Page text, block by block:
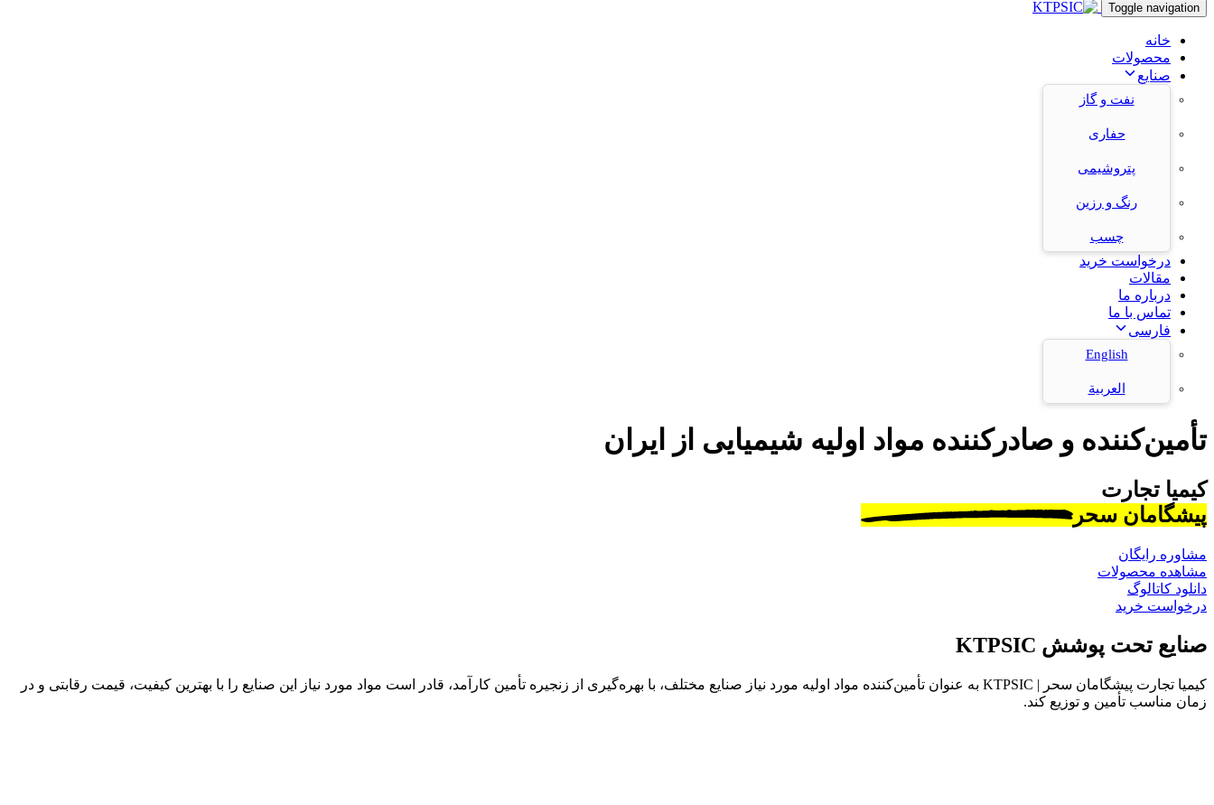
Toggle navigation
خانه
محصولات
صنایع
نفت و گاز
حفاری
پتروشیمی
رنگ و رزین
چسب
درخواست خرید
مقالات
درباره ما
تماس با ما
فارسی
English
العربية
تأمین‌کننده و صادرکننده مواد اولیه شیمیایی از ایران
کیمیا تجارت
پیشگامان سحر
مشاوره رایگان
مشاهده محصولات
دانلود کاتالوگ
درخواست خرید
صنایع تحت پوشش KTPSIC
کیمیا تجارت پیشگامان سحر | KTPSIC به عنوان تأمین‌کننده مواد اولیه مورد نیاز صنایع مختلف، با بهره‌گیری از زنجیره تأمین کارآمد، قادر است مواد مورد نیاز این صنایع را با بهترین کیفیت، قیمت رقابتی و در
زمان مناسب تأمین و توزیع کند.